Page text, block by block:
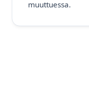
muuttuessa.